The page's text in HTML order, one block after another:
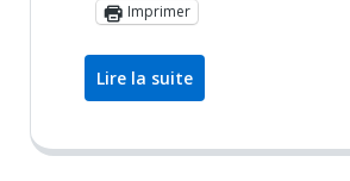
Imprimer
Lire la suite